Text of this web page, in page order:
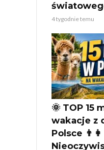
4 tygodnie temu
🌞 TOP 15
wakacje z
Polsce